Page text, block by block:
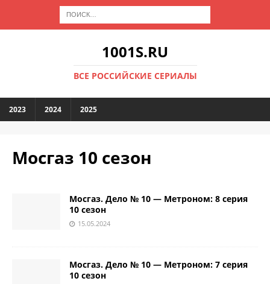
1001S.RU
ВСЕ РОССИЙСКИЕ СЕРИАЛЫ
2023 2024 2025
Мосгаз 10 сезон
Мосгаз. Дело № 10 — Метроном: 8 серия
10 сезон
15.05.2024
Мосгаз. Дело № 10 — Метроном: 7 серия
10 сезон